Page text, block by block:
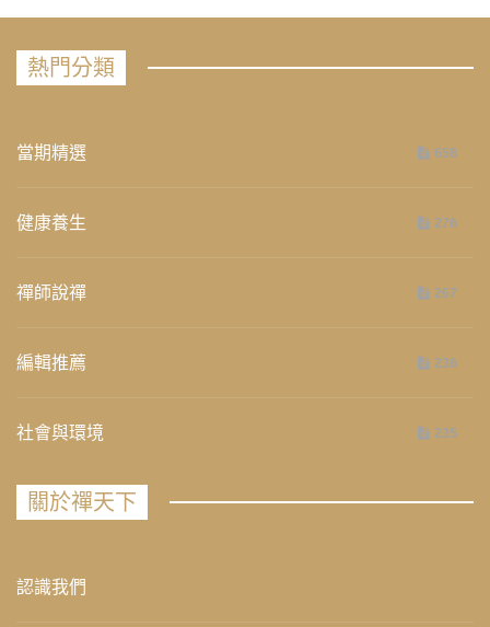
熱門分類
當期精選 658
健康養生 276
禪師說禪 267
編輯推薦 236
社會與環境 235
關於禪天下
認識我們